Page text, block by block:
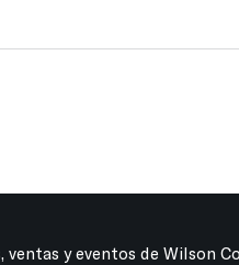
y eventos de Wilson